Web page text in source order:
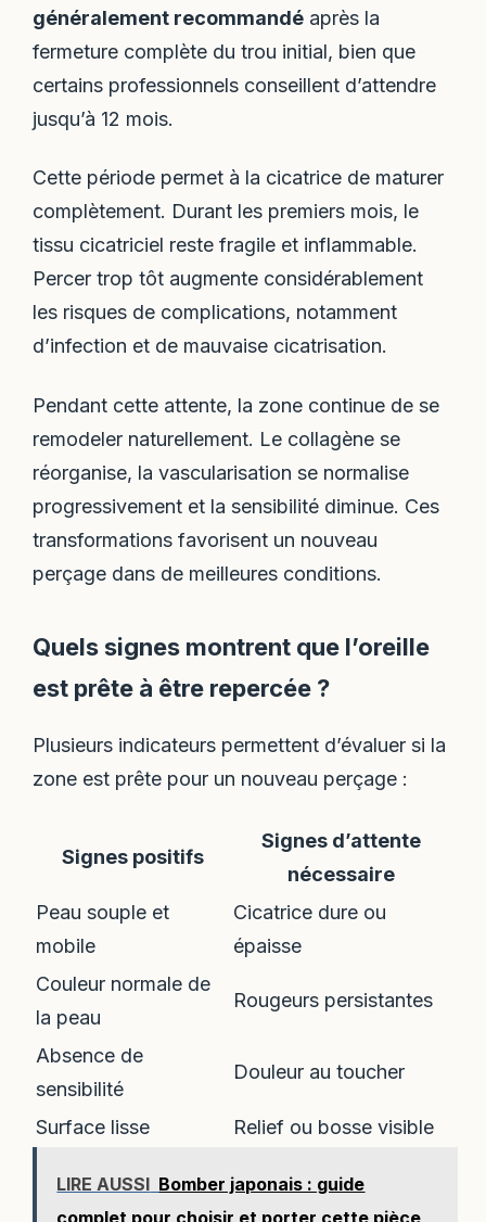
généralement recommandé après la
fermeture complète du trou initial, bien que
certains professionnels conseillent d’attendre
jusqu’à 12 mois.
Cette période permet à la cicatrice de maturer
complètement. Durant les premiers mois, le
tissu cicatriciel reste fragile et inflammable.
Percer trop tôt augmente considérablement
les risques de complications, notamment
d’infection et de mauvaise cicatrisation.
Pendant cette attente, la zone continue de se
remodeler naturellement. Le collagène se
réorganise, la vascularisation se normalise
progressivement et la sensibilité diminue. Ces
transformations favorisent un nouveau
perçage dans de meilleures conditions.
Quels signes montrent que l’oreille
est prête à être repercée ?
Plusieurs indicateurs permettent d’évaluer si la
zone est prête pour un nouveau perçage :
Signes positifs
Signes d’attente
nécessaire
Peau souple et
mobile
Cicatrice dure ou
épaisse
Couleur normale de
la peau
Rougeurs persistantes
Absence de
sensibilité
Douleur au toucher
Surface lisse Relief ou bosse visible
LIRE AUSSI Bomber japonais : guide